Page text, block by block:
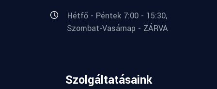
Hétfő - Péntek 7:00 - 15:30,
Szombat-Vasárnap - ZÁRVA
Szolgáltatásaink